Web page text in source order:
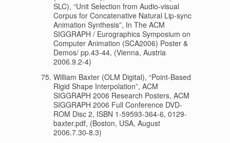
SLC), “Unit Selection from Audio-visual
Corpus for Concatenative Natural Lip-sync
Animation Synthesis”, In The ACM
SIGGRAPH / Eurographics Symposium on
Computer Animation (SCA2006) Poster &
Demos/ pp.43-44, (Vienna, Austria
2006.9.2-4)
William Baxter (OLM Digital), “Point-Based
Rigid Shape Interpolation”, ACM
SIGGRAPH 2006 Research Posters, ACM
SIGGRAPH 2006 Full Conference DVD-
ROM Disc 2, ISBN 1-59593-364-6, 0129-
baxter.pdf, (Boston, USA, August
2006.7.30-8.3)